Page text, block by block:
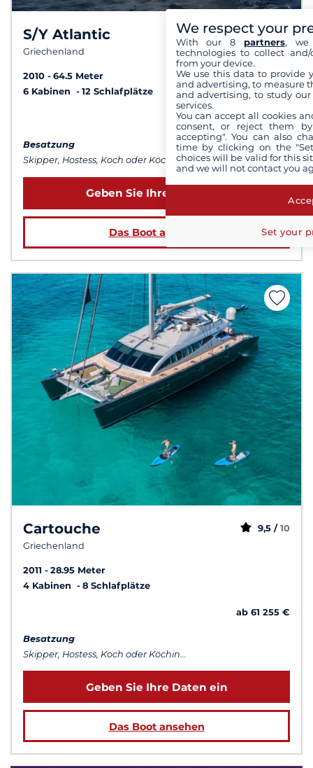
S/Y Atlantic
Griechenland
9,6 /10
2010
64.5 Meter
6 Kabinen
12 Schlafplätze
ab 137 000 €
Besatzung
Skipper, Hostess, Koch oder Köchin...
Geben Sie Ihre Daten ein
Das Boot ansehen
Cartouche
Griechenland
9,5 / 10
2011
28.95 Meter
4 Kabinen
8 Schlafplätze
ab 61 255 €
Besatzung
Skipper, Hostess, Koch oder Köchin...
Geben Sie Ihre Daten ein
Das Boot ansehen
We respect your
With our 8 partners, we
technologies to collect
from your device.
We use this data to provide
and advertising, to measure
and advertising, to study
services.
You can accept all cookies
consent, or reject them
accepting". You can also
time by clicking on the
choices will be valid for this
and we will not contact you
Set your